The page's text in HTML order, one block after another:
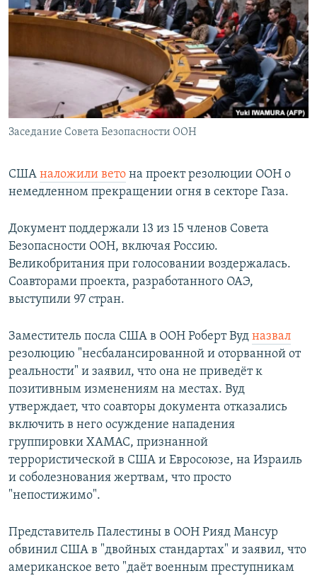
РАСПИСАНИЕ ВЕЩАНИЯ
ПОДПИШИТЕСЬ НА РАССЫЛКУ
Все сайты РСЕ/РС
Заседание Совета Безопасности ООН
США наложили вето на проект резолюции ООН о
немедленном прекращении огня в секторе Газа.
Документ поддержали 13 из 15 членов Совета
Безопасности ООН, включая Россию.
Великобритания при голосовании воздержалась.
Соавторами проекта, разработанного ОАЭ,
выступили 97 стран.
Заместитель посла США в ООН Роберт Вуд назвал
резолюцию "несбалансированной и оторванной от
реальности" и заявил, что она не приведёт к
позитивным изменениям на местах. Вуд
утверждает, что соавторы документа отказались
включить в него осуждение нападения
группировки ХАМАС, признанной
террористической в США и Евросоюзе, на Израиль
и соболезнования жертвам, что просто
"непостижимо".
Представитель Палестины в ООН Рияд Мансур
обвинил США в "двойных стандартах" и заявил, что
американское вето "даёт военным преступникам